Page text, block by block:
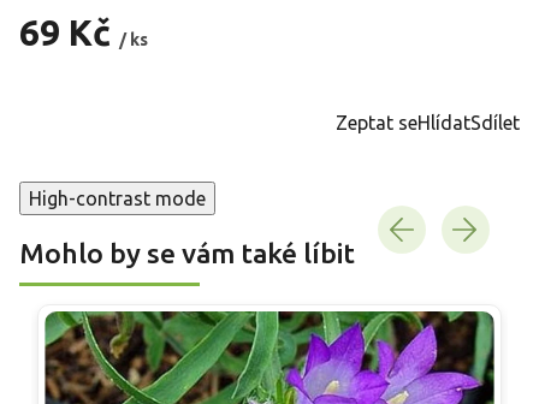
69 Kč / ks
Zeptat seHlídatSdílet
High-contrast mode
Mohlo by se vám také líbit